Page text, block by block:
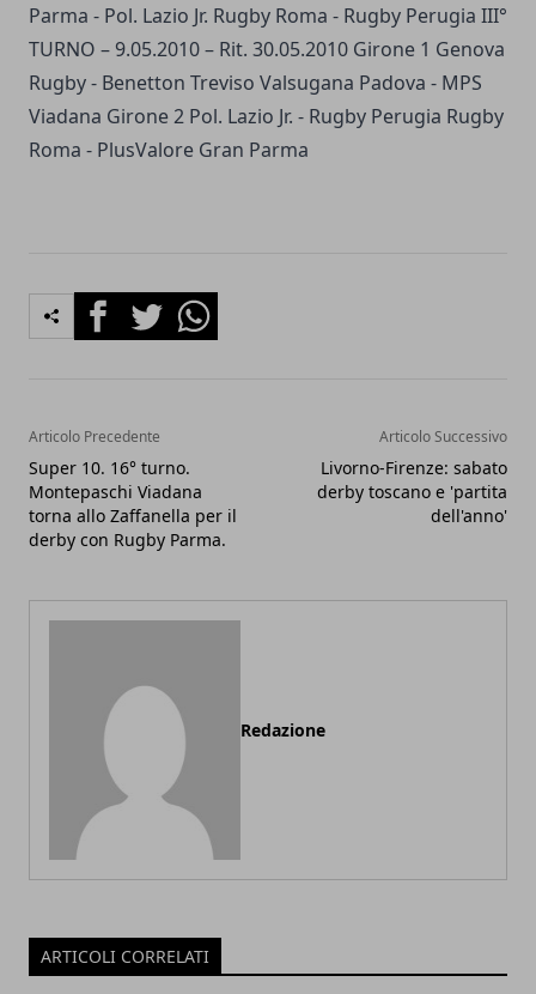
Parma - Pol. Lazio Jr. Rugby Roma - Rugby Perugia III°
TURNO – 9.05.2010 – Rit. 30.05.2010 Girone 1 Genova
Rugby - Benetton Treviso Valsugana Padova - MPS
Viadana Girone 2 Pol. Lazio Jr. - Rugby Perugia Rugby
Roma - PlusValore Gran Parma
FacebookTwitterWhatsapp
Articolo Precedente
Super 10. 16° turno.
Montepaschi Viadana
torna allo Zaffanella per il
derby con Rugby Parma.
Articolo Successivo
Livorno-Firenze: sabato
derby toscano e 'partita
dell'anno'
Redazione
ARTICOLI CORRELATI